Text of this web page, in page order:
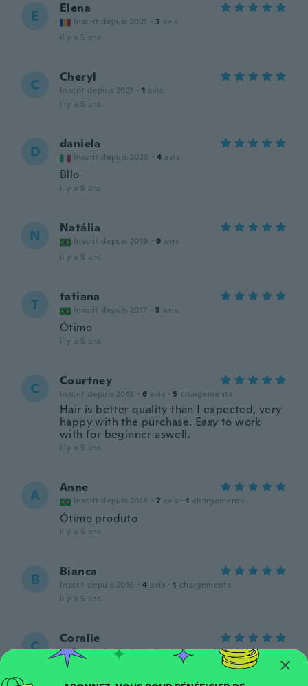
E Elena
Inscrit depuis 2021 · 3 avis
il y a 5 ans
C Cheryl
Inscrit depuis 2021 · 1 avis
il y a 5 ans
D daniela
Inscrit depuis 2020 · 4 avis
Bllo
il y a 5 ans
N Natália
Inscrit depuis 2019 · 9 avis
il y a 5 ans
T tatiana
Inscrit depuis 2017 · 5 avis
Ótimo
il y a 5 ans
C Courtney
Inscrit depuis 2018 · 6 avis · 5 chargements
Hair is better quality than I expected, very
happy with the purchase. Easy to work
with for beginner aswell.
il y a 5 ans
A Anne
Inscrit depuis 2018 · 7 avis · 1 chargements
Ótimo produto
il y a 5 ans
B Bianca
Inscrit depuis 2016 · 4 avis · 1 chargements
il y a 5 ans
C Coralie
Inscrit depuis 2021 · 7 avis
il y a 5 ans